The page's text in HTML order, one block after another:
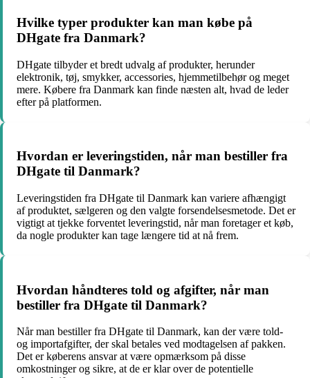
Hvilke typer produkter kan man købe på
DHgate fra Danmark?
DHgate tilbyder et bredt udvalg af produkter, herunder
elektronik, tøj, smykker, accessories, hjemmetilbehør og meget
mere. Købere fra Danmark kan finde næsten alt, hvad de leder
efter på platformen.
Hvordan er leveringstiden, når man bestiller fra
DHgate til Danmark?
Leveringstiden fra DHgate til Danmark kan variere afhængigt
af produktet, sælgeren og den valgte forsendelsesmetode. Det er
vigtigt at tjekke forventet leveringstid, når man foretager et køb,
da nogle produkter kan tage længere tid at nå frem.
Hvordan håndteres told og afgifter, når man
bestiller fra DHgate til Danmark?
Når man bestiller fra DHgate til Danmark, kan der være told-
og importafgifter, der skal betales ved modtagelsen af pakken.
Det er køberens ansvar at være opmærksom på disse
omkostninger og sikre, at de er klar over de potentielle